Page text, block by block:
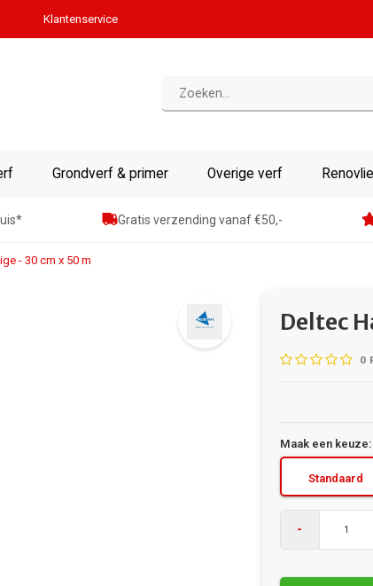
Klantenservice
Grondverf & primer Overige verf
Gratis verzending vanaf €50,-
- 30 cm x 50 m
Deltec
0
Maak een keuze:
Standaard
-